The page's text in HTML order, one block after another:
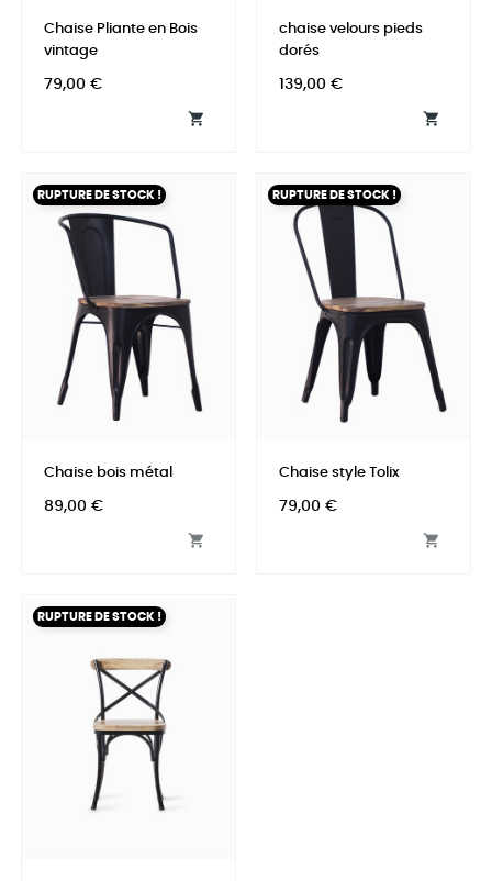
Chaise Pliante en Bois
vintage
Prix
79,00 €

chaise velours pieds
dorés
Prix
139,00 €

RUPTURE DE STOCK !
Chaise bois métal
Prix
89,00 €

RUPTURE DE STOCK !
Chaise style Tolix
Prix
79,00 €

RUPTURE DE STOCK !